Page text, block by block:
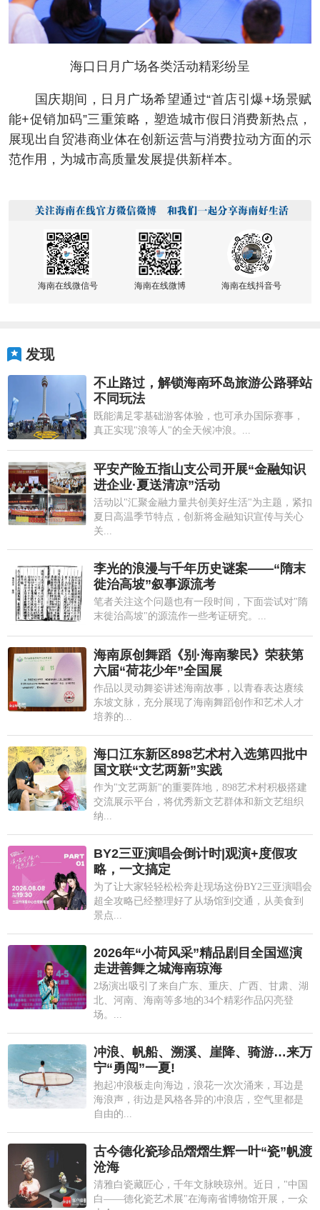
海口日月广场各类活动精彩纷呈
国庆期间，日月广场希望通过“首店引爆+场景赋
能+促销加码”三重策略，塑造城市假日消费新热点，
展现出自贸港商业体在创新运营与消费拉动方面的示
范作用，为城市高质量发展提供新样本。
海南在线微信号 海南在线微博 海南在线抖音号
发现
不止路过，解锁海南环岛旅游公路驿站
不同玩法
既能满足零基础游客体验，也可承办国际赛事，
真正实现"浪等人"的全天候冲浪。...
平安产险五指山支公司开展“金融知识
进企业·夏送清凉”活动
活动以"汇聚金融力量共创美好生活"为主题，紧扣
夏日高温季节特点，创新将金融知识宣传与关心
关...
李光的浪漫与千年历史谜案——“隋末
徙治高坡”叙事源流考
笔者关注这个问题也有一段时间，下面尝试对"隋
末徙治高坡"的源流作一些考证研究。...
海南原创舞蹈《别·海南黎民》荣获第
六届“荷花少年”全国展
作品以灵动舞姿讲述海南故事，以青春表达赓续
东坡文脉，充分展现了海南舞蹈创作和艺术人才
培养的...
海口江东新区898艺术村入选第四批中
国文联“文艺两新”实践
作为"文艺两新"的重要阵地，898艺术村积极搭建
交流展示平台，将优秀新文艺群体和新文艺组织
纳...
BY2三亚演唱会倒计时|观演+度假攻
略，一文搞定
为了让大家轻轻松松奔赴现场这份BY2三亚演唱会
超全攻略已经整理好了从场馆到交通，从美食到
景点...
2026年“小荷风采”精品剧目全国巡演
走进善舞之城海南琼海
2场演出吸引了来自广东、重庆、广西、甘肃、湖
北、河南、海南等多地的34个精彩作品闪亮登
场。...
冲浪、帆船、溯溪、崖降、骑游…来万
宁“勇闯”一夏!
抱起冲浪板走向海边，浪花一次次涌来，耳边是
海浪声，街边是风格各异的冲浪店，空气里都是
自由的...
古今德化瓷珍品熠熠生辉一叶“瓷”帆渡
沧海
清雅白瓷藏匠心，千年文脉映琼州。近日，"中国
白——德化瓷艺术展"在海南省博物馆开展，一众